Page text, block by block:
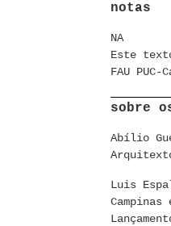
notas
NA
Este
FAU PUC-
sobre
Abílio
Luis